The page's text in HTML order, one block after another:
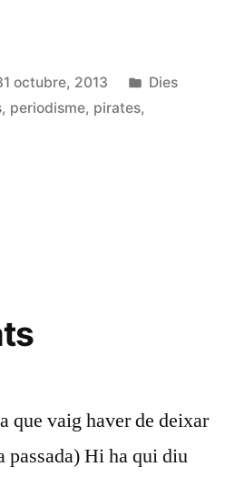
octubre, 2013
Publicat
Dies
, periodisme, pirates,
que vaig haver de deixar
passada) Hi ha qui diu